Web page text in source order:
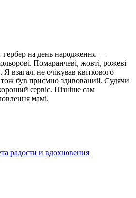
гербер на день народження —
Помаранчеві, жовті, рожеві
взагалі не очікував квіткового
був приємно здивований. Судячи
сервіс. Пізніше сам
мамі.
радости и вдохновения